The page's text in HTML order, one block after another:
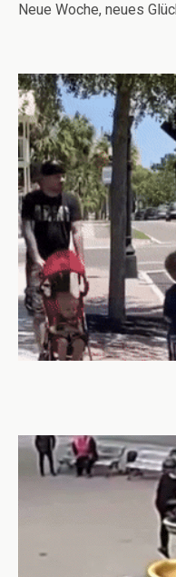
Neue Woche, neues